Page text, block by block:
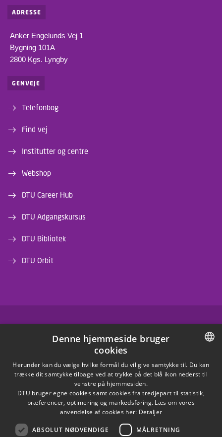
ADRESSE
Anker Engelunds Vej 1
Bygning 101A
2800 Kgs. Lyngby
GENVEJE
Telefonbog
Find vej
Institutter og centre
Webshop
DTU Career Hub
DTU Adgangskursus
DTU Bibliotek
DTU Orbit
INSTAGRAM
LINKEDIN
X
YOUTUBE
DANISH
ENGLISH
Denne hjemmeside bruger
cookies
Herunder kan du vælge hvilke formål du vil give samtykke til. Du kan
trække dit samtykke tilbage ved at trykke på det blå ikon nederst til
venstre på hjemmesiden.
DTU bruger egne cookies samt cookies fra tredjepart til statistik,
præferencer, optimering og markedsføring. Læs om vores
anvendelse af cookies her: Detaljer
ABSOLUT NØDVENDIGE MÅLRETNING